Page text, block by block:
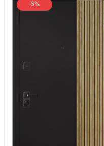
-5%